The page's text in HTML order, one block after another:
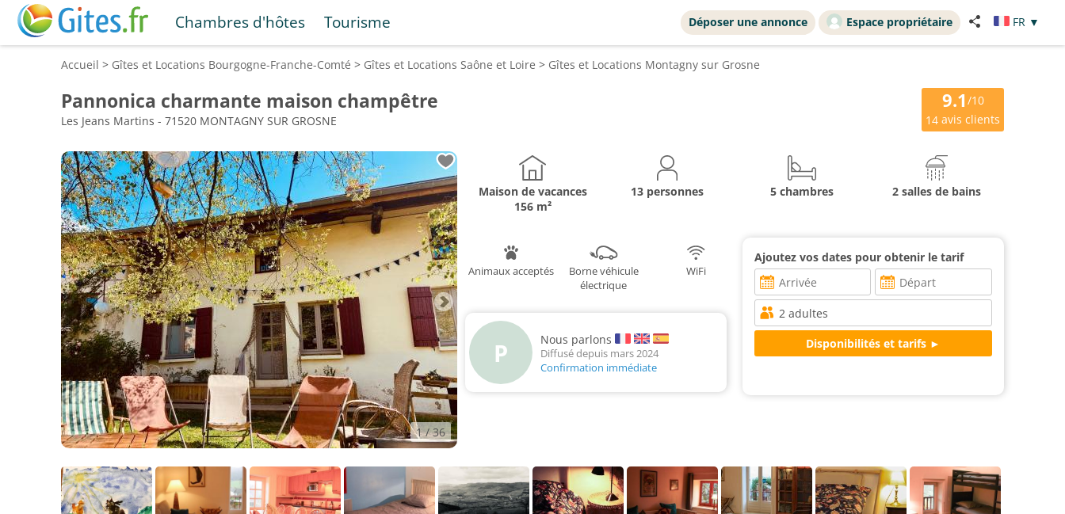
Chambres d'hôtes Tourisme Déposer une annonce Espace propriétaire FR ▼
Accueil > Gîtes et Locations Bourgogne-Franche-Comté > Gîtes et Locations Saône et Loire > Gîtes et Locations Montagny sur Grosne
9.1 /10
14 avis clients
Pannonica charmante maison champêtre
Les Jeans Martins - 71520 MONTAGNY SUR GROSNE
1/ 36
Maison de vacances
156 m²
13 personnes 5 chambres 2 salles de bains
Animaux acceptés
Borne véhicule
électrique
WiFi
Ajoutez vos dates pour obtenir le tarif
P Nous parlons
Diffusé depuis mars 2024
Confirmation immédiate